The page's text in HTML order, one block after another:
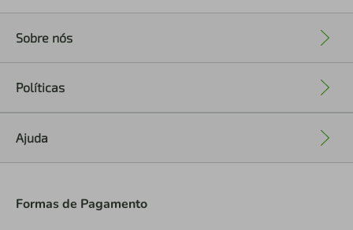
Sobre nós
Políticas
Ajuda
Formas de Pagamento